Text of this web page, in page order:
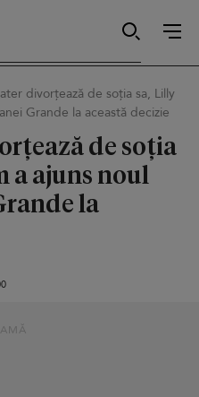
divorțează de soția sa, Lilly
Grande la această decizie
de soția
a ajuns noul
la